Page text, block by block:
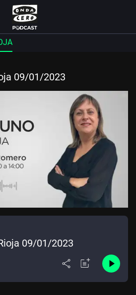
09/01/2023
09/01/2023